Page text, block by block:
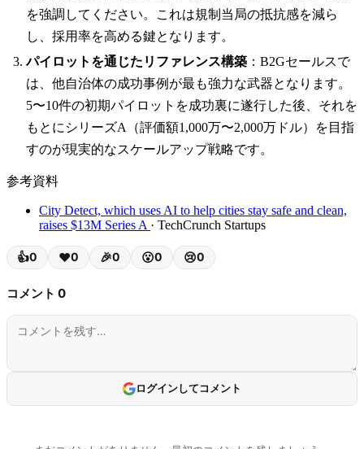
を強調してください。これは規制当局の抵抗感を減ら
し、採用率を高める鍵となります。
パイロットを通じたリファレンス構築 ：B2Gセールスで
は、他自治体の成功事例が最も強力な武器となります。
5〜10件の初期パイロットを成功裏に遂行した後、それを
もとにシリーズA（評価額1,000万〜2,000万ドル）を目指
すのが現実的なスケールアップ戦略です。
参考資料
City Detect, which uses AI to help cities stay safe and clean,
raises $13M Series A · TechCrunch Startups